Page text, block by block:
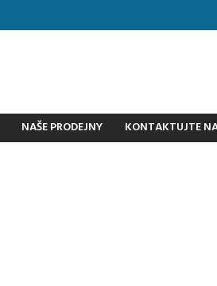
NAŠE PRODEJNY KONTAKTUJTE